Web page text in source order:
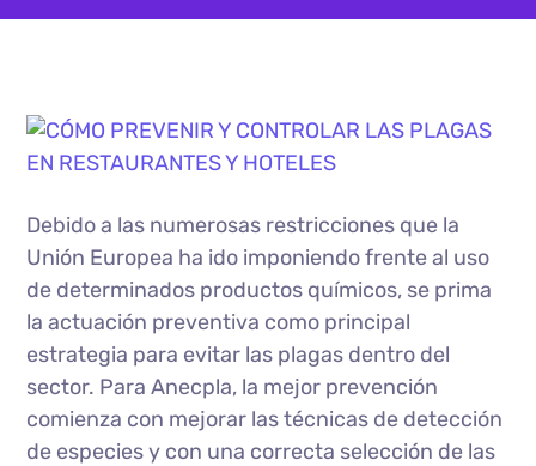
Debido a las numerosas restricciones que la
Unión Europea ha ido imponiendo frente al uso
de determinados productos químicos, se prima
la actuación preventiva como principal
estrategia para evitar las plagas dentro del
sector. Para Anecpla, la mejor prevención
comienza con mejorar las técnicas de detección
de especies y con una correcta selección de las